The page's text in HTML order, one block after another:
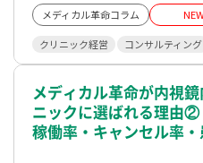
メディカル革命コラム
クリニック経営 コンサルティング
メディカル革命が内視鏡
ニックに選ばれる理由②
稼働率・キャンセル率・